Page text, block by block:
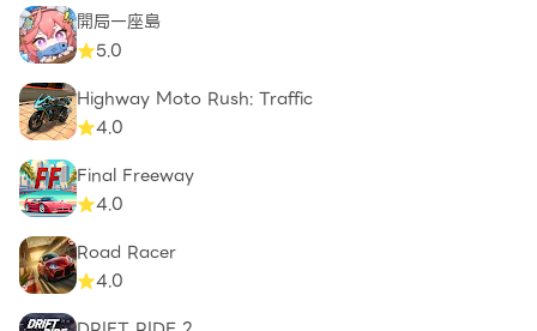
開局一座島
5.0
Highway Moto Rush: Traffic
4.0
Final Freeway
4.0
Road Racer
4.0